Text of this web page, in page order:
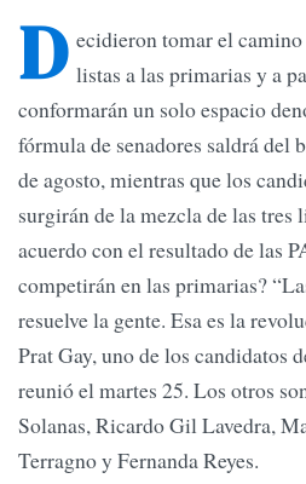
D ecidieron tomar el
listas a las primarias y a
conformarán un solo espacio
fórmula de senadores saldrá del
de agosto, mientras que los
surgirán de la mezcla de las tres
acuerdo con el resultado de las
competirán en las primarias?
resuelve la gente. Esa es la
Prat Gay, uno de los
reunió el martes 25. Los otros
Solanas, Ricardo Gil Lavedra,
Terragno y Fernanda Reyes.